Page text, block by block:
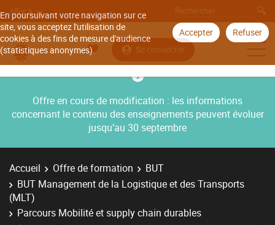
En poursuivant votre navigation sur ce
site, vous acceptez l'utilisation de
cookies à des fins de mesure d'audience
(statistiques anonymes).
Accepter Refuser
Aller à
Se connecter
Offre en cours de modification : les informations
concernant le contenu des enseignements peuvent évoluer
jusqu’au 30 septembre
Accueil Offre de formation
BUT
BUT Management de la Logistique et des Transports
(MLT)
Parcours Mobilité et supply chain durables